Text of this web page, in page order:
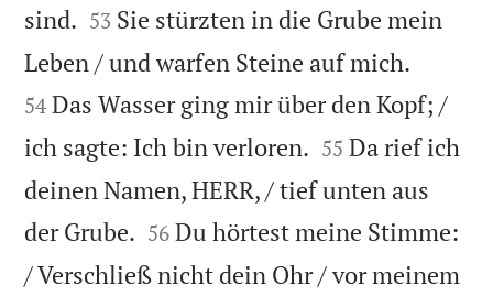
sind. 

53 Sie stürzten in die Grube mein
Leben / und warfen Steine auf mich.
54 Das Wasser ging mir über den Kopf; /
ich sagte: Ich bin verloren. 

55 Da rief ich
deinen Namen, HERR, / tief unten aus
der Grube. 

56 Du hörtest meine Stimme:
/ Verschließ nicht dein Ohr / vor meinem